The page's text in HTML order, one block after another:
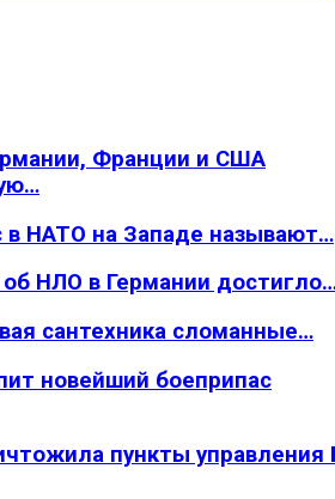
Франции и США
в НАТО на Западе называют…
НЛО в Германии
сантехника сломанные…
новейший боеприпас
пункты